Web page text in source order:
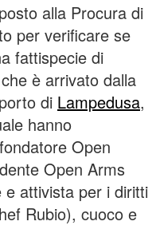
alla Procura di
per verificare se
fattispecie di
è arrivato dalla
di Lampedusa,
hanno
Open
Open Arms
e attivista per i diritti
Rubio), cuoco e